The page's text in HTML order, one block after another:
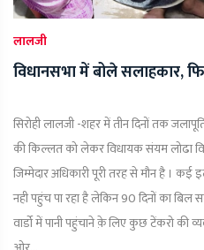
लालजी
विधानसभा में बोले सलाहकार,
सिरोही लालजी -शहर में तीन दिनों तक
की किल्लत को लेकर विधायक संयम लोढा
जिम्मेदार अधिकारी पूरी तरह से मौन है ।
नही पहुंच पा रहा है लेकिन 90 दिनों का
वार्डो में पानी पहुंचाने क़े लिए कुछ टेंकरो की